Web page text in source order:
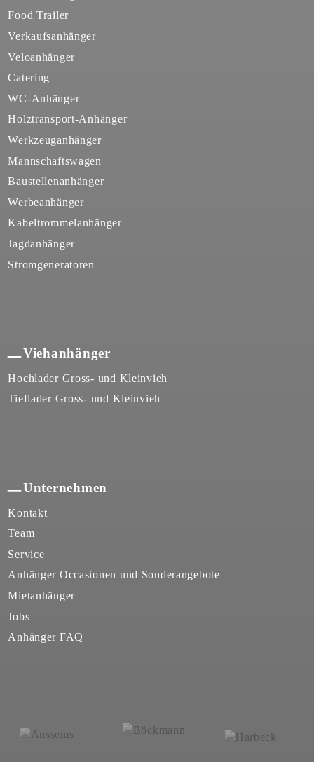
Food Trailer
Verkaufsanhänger
Veloanhänger
Catering
WC-Anhänger
Holztransport-Anhänger
Werkzeuganhänger
Mannschaftswagen
Baustellenanhänger
Werbeanhänger
Kabeltrommelanhänger
Jagdanhänger
Stromgeneratoren
Viehanhänger
Hochlader Gross- und Kleinvieh
Tieflader Gross- und Kleinvieh
Unternehmen
Kontakt
Team
Service
Anhänger Occasionen und Sonderangebote
Mietanhänger
Jobs
Anhänger FAQ